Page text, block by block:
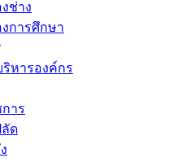
ช่าง
การศึกษา
ริหารองค์กร
าร
ด